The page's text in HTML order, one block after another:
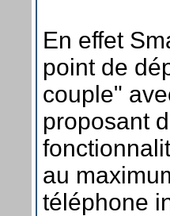
En effet
point de
couple"
proposant
au
téléphone